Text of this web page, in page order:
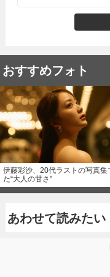
おすすめフォト
伊藤彩沙、20代ラストの写真集
た“大人の甘さ”
あわせて読みたい